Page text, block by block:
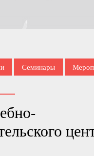
Семинары